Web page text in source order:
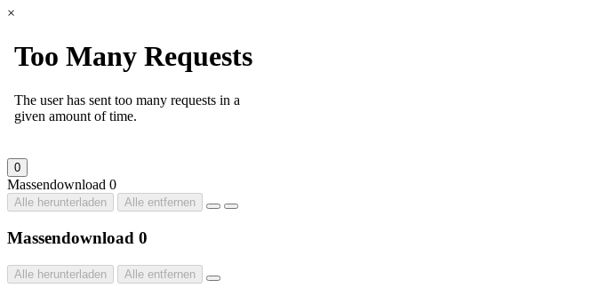
×
0
Massendownload 0
Alle herunterladen Alle entfernen
Massendownload 0
Alle herunterladen Alle entfernen